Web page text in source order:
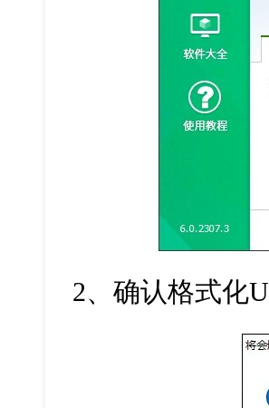
2、确认格式化U